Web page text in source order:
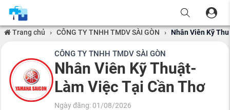
Trang chủ › CÔNG TY TNHH TMDV SÀI GÒN › Nhân Viên Kỹ
CÔNG TY TNHH TMDV SÀI GÒN
Nhân Viên Kỹ Thuật-
Làm Việc Tại Cần Thơ
Ngày đăng: 01/08/2026